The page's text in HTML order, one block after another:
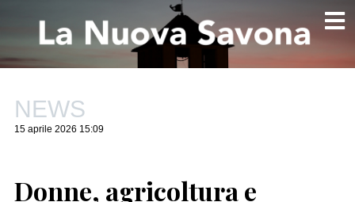
NEWS
15 aprile 2026 15:09
Donne, agricoltura e